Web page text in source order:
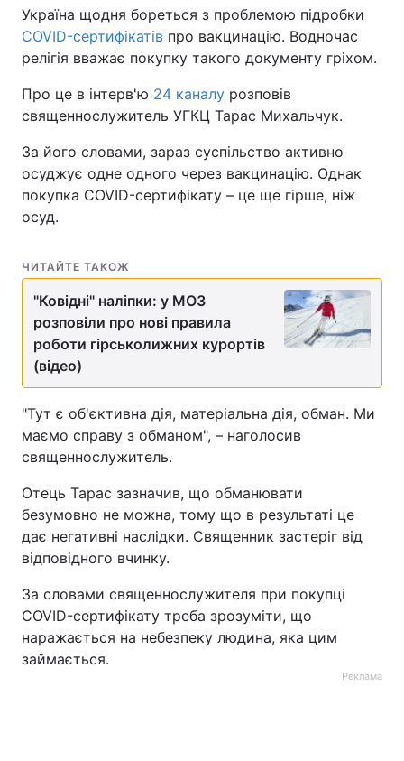
Україна Політика
Спорт Наука
Техно і зв'язок Лайт
Зброя Інциденти
Цікавинки Погода
Лонгріди
Відео з Youtube Статті
Архів Вакансії
Контакти
Послуги
Україна щодня бореться з проблемою підробки
COVID-сертифікатів про вакцинацію. Водночас
релігія вважає покупку такого документу гріхом.
Про це в інтерв'ю 24 каналу розповів
священнослужитель УГКЦ Тарас Михальчук.
За його словами, зараз суспільство активно
осуджує одне одного через вакцинацію. Однак
покупка COVID-сертифікату – це ще гірше, ніж
осуд.
ЧИТАЙТЕ ТАКОЖ
"Ковідні" наліпки: у МОЗ
розповіли про нові правила
роботи гірськолижних курортів
(відео)
"Тут є об'єктивна дія, матеріальна дія, обман. Ми
маємо справу з обманом", – наголосив
священнослужитель.
Отець Тарас зазначив, що обманювати
безумовно не можна, тому що в результаті це
дає негативні наслідки. Священник застеріг від
відповідного вчинку.
За словами священнослужителя при покупці
COVID-сертифікату треба зрозуміти, що
наражається на небезпеку людина, яка цим
займається.
Реклама